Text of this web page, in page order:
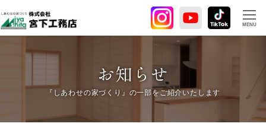
イ
ン
へ
MENU
お知らせ